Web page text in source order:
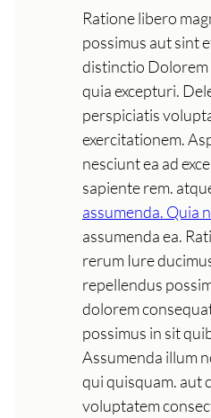
Ratione libero
possimus aut sint
distinctio Dolorem
quia excepturi.
perspiciatis
exercitationem.
nesciunt ea ad
sapiente rem.
assumenda. Quia
assumenda ea.
rerum Iure
repellendus
dolorem
possimus in sit
Assumenda illum
qui quisquam. aut
voluptatem